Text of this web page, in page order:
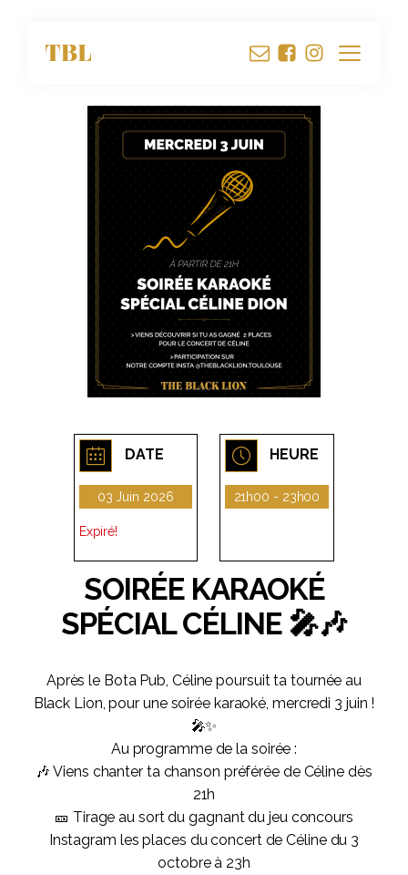
DATE
03 Juin 2026
Expiré!
HEURE
21h00 - 23h00
SOIRÉE KARAOKÉ
SPÉCIAL CÉLINE 🎤🎶
Après le Bota Pub, Céline poursuit ta tournée au
Black Lion, pour une soirée karaoké, mercredi 3 juin !
🎤✨
Au programme de la soirée :
🎶 Viens chanter ta chanson préférée de Céline dès
21h
🎫 Tirage au sort du gagnant du jeu concours
Instagram les places du concert de Céline du 3
octobre à 23h